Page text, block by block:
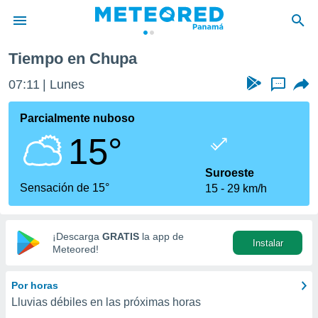
de
ha
que se
calidad.
a este
las
y
digital
basada
Tiempo en Chupa
07:11 Lunes ...
Parcialmente nuboso
15°
Sensación de 15°
Suroeste
15
29 km/h
¡Descarga GRATIS la app de
Meteored!
Instalar
Por horas
Lluvias débiles en las próximas horas